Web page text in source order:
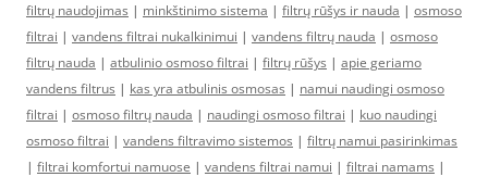
filtrų naudojimas | minkštinimo sistema | filtrų rūšys ir nauda | osmoso
filtrai | vandens filtrai nukalkinimui | vandens filtrų nauda | osmoso
filtrų nauda | atbulinio osmoso filtrai | filtrų rūšys | apie geriamo
vandens filtrus | kas yra atbulinis osmosas | namui naudingi osmoso
filtrai | osmoso filtrų nauda | naudingi osmoso filtrai | kuo naudingi
osmoso filtrai | vandens filtravimo sistemos | filtrų namui pasirinkimas
| filtrai komfortui namuose | vandens filtrai namui | filtrai namams |